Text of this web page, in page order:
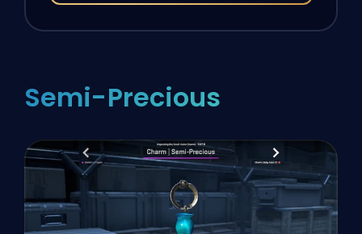
Semi-Precious